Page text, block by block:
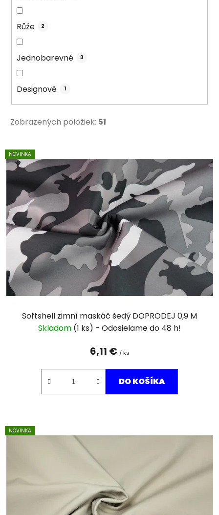
Růže 2
Jednobarevné 3
Designové 1
Zobrazených položiek: 51
V
ý
p
s
p
r
o
k
t
NOVINKA
Softshell zimní maskáč šedý DOPRODEJ 0,9 M
Skladom (1 ks)
6,11 € / ks
DO KOŠÍKA
NOVINKA